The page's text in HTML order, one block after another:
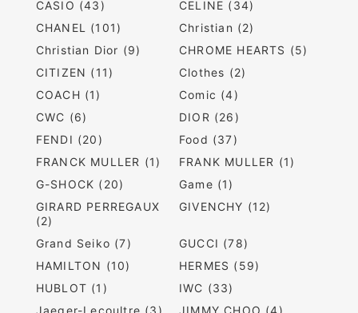
CASIO (43)
CELINE (34)
CHANEL (101)
Christian (2)
Christian Dior (9)
CHROME HEARTS (5)
CITIZEN (11)
Clothes (2)
COACH (1)
Comic (4)
CWC (6)
DIOR (26)
FENDI (20)
Food (37)
FRANCK MULLER (1)
FRANK MULLER (1)
G-SHOCK (20)
Game (1)
GIRARD PERREGAUX
(2)
GIVENCHY (12)
Grand Seiko (7)
GUCCI (78)
HAMILTON (10)
HERMES (59)
HUBLOT (1)
IWC (33)
Jaeger-Lecoultre (3)
JIMMY CHOO (4)